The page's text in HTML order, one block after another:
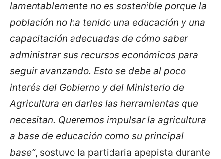
lamentablemente no es sostenible porque la
población no ha tenido una educación y una
capacitación adecuadas de cómo saber
administrar sus recursos económicos para
seguir avanzando. Esto se debe al poco
interés del Gobierno y del Ministerio de
Agricultura en darles las herramientas que
necesitan. Queremos impulsar la agricultura
a base de educación como su principal
base”, sostuvo la partidaria apepista durante